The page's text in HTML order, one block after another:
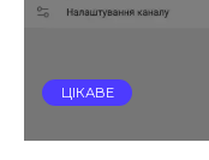
ЦІКАВЕ